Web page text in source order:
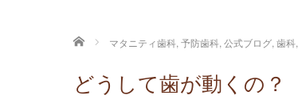
ホーム マタニティ歯科, 予防歯科, 公式ブログ, 歯科,
どうして歯が動くの？